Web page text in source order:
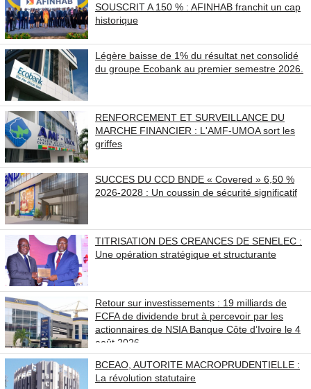
SOUSCRIT A 150 % : AFINHAB franchit un cap
historique
Légère baisse de 1% du résultat net consolidé
du groupe Ecobank au premier semestre 2026.
RENFORCEMENT ET SURVEILLANCE DU
MARCHE FINANCIER : L'AMF-UMOA sort les
griffes
SUCCES DU CCD BNDE « Covered » 6,50 %
2026-2028 : Un coussin de sécurité significatif
TITRISATION DES CREANCES DE SENELEC :
Une opération stratégique et structurante
Retour sur investissements : 19 milliards de
FCFA de dividende brut à percevoir par les
actionnaires de NSIA Banque Côte d’Ivoire le 4
août 2026.
BCEAO, AUTORITE MACROPRUDENTIELLE :
La révolution statutaire